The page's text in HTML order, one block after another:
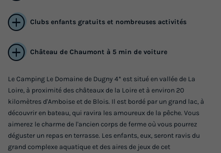
MOBILHOME 8 personnes - Essentiel 3ch
8p Signature sans clim
Annulation gratuite
Clubs enfants gratuits et nombreuses activités
Château de Chaumont à 5 min de voiture
Le Camping Le Domaine de Dugny 4* est situé en vallée de La
Loire, à proximité des châteaux de la Loire et à environ 20
kilomètres d'Amboise et de Blois. Il est bordé par un grand lac, à
découvrir en bateau, qui ravira les amoureux de la pêche. Vous
aimerez le charme de l'ancien corps de ferme où vous pourrez
déguster un repas en terrasse. Les enfants, eux, seront ravis du
grand complexe aquatique et des aires de jeux de cet